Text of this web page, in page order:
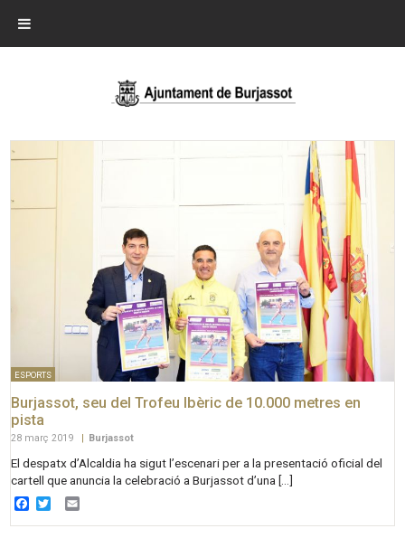
ESPORTS
Burjassot, seu del Trofeu Ibèric de 10.000 metres en
pista
28 març 2019 Burjassot
El despatx d’Alcaldia ha sigut l’escenari per a la presentació oficial del
cartell que anuncia la celebració a Burjassot d’una […]
Facebook
Twitter